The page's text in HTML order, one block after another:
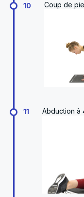
10 Coup de
11 Abduction à